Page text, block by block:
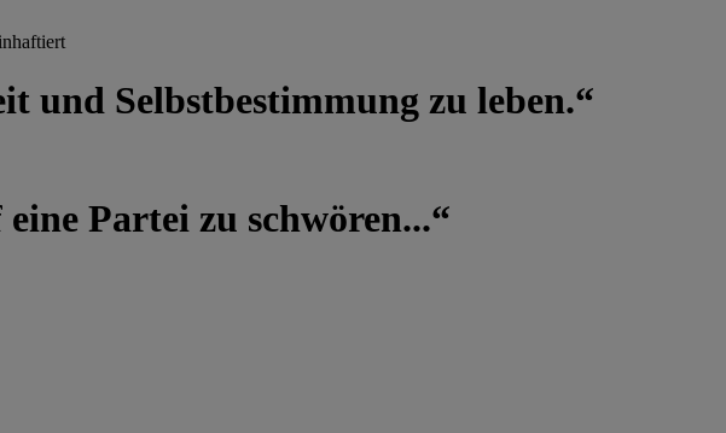
und Selbstbestimmung zu leben.“
Partei zu schwören...“